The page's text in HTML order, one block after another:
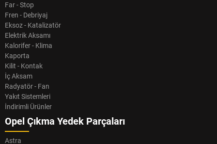
Far - Stop
Fren - Debriyaj
Eksoz - Katalizatör
Elektrik Aksamı
Kalorifer - Klima
Kaporta
Kilit - Kontak
İç Aksam
Radyatör - Fan
Yakıt Sistemleri
İndirimli Ürünler
Opel Çıkma Yedek Parçaları
Astra